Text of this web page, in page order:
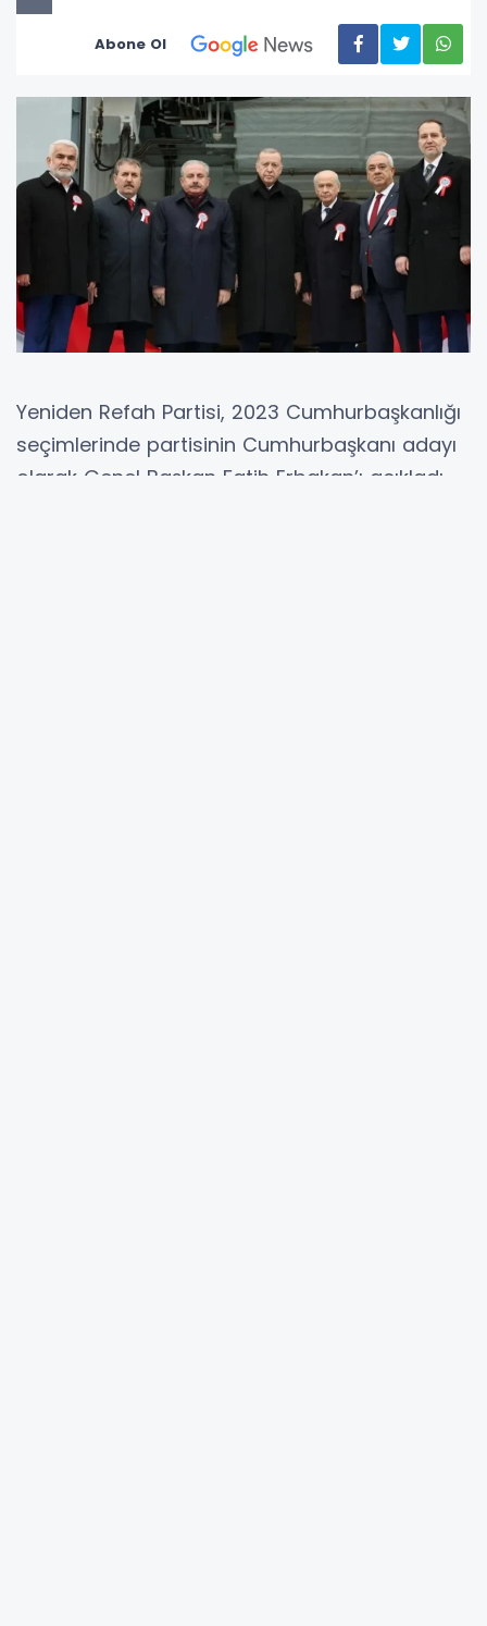
Abone Ol
Yeniden Refah Partisi, 2023 Cumhurbaşkanlığı
seçimlerinde partisinin Cumhurbaşkanı adayı
olarak Genel Başkan Fatih Erbakan’ı açıkladı.